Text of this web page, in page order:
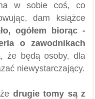
w sobie coś, co
dam książce
ogółem biorąc -
o zawodnikach
że będą osoby, dla
niewystarczający.
drugie tomy są z